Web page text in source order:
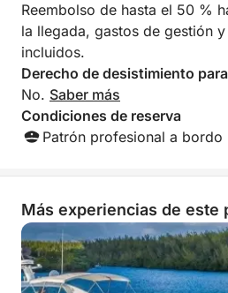
Patrón
Seguro
Azafata
Bebida de bienvenida
Refresco
Toalla de playa
Almuerzo ligero
Degustación de nuestro
Juegos acuáticos (SEABOB,
Colchoneta flotante,
Servicios adicionales:
Reembolso de hasta el 50 %
la llegada, gastos de gestión
incluidos.
Derecho de desistimiento
No. Saber más
Condiciones de reserva
Patrón profesional a bordo
Más experiencias de este